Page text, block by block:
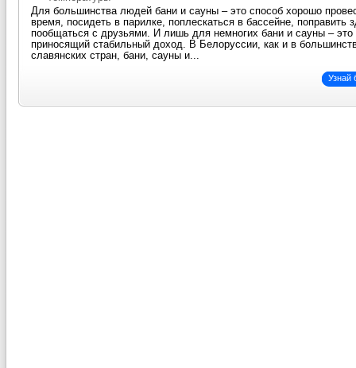
Для большинства людей бани и сауны – это способ хорошо
время, посидеть в парилке, поплескаться в бассейне, поправить
пообщаться с друзьями. И лишь для немногих бани и сауны – это
приносящий стабильный доход. В Белоруссии, как и в
славянских стран, бани, сауны и...
Узнай